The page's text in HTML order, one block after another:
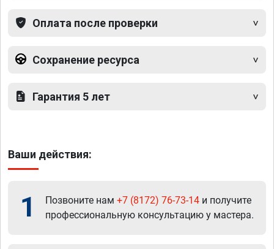
Оплата после проверки
Сохранение ресурса
Гарантия 5 лет
Ваши действия:
1 Позвоните нам +7 (8172) 76-73-14 и получите
профессиональную консультацию у мастера.